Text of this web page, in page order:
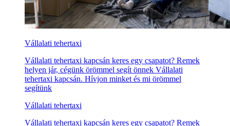
Vállalati tehertaxi
Vállalati tehertaxi kapcsán keres egy csapatot? Remek
helyen jár, cégünk örömmel segít önnek Vállalati
tehertaxi kapcsán. Hívjon minket és mi örömmel
segítünk
Vállalati tehertaxi
Vállalati tehertaxi kapcsán keres egy csapatot? Remek